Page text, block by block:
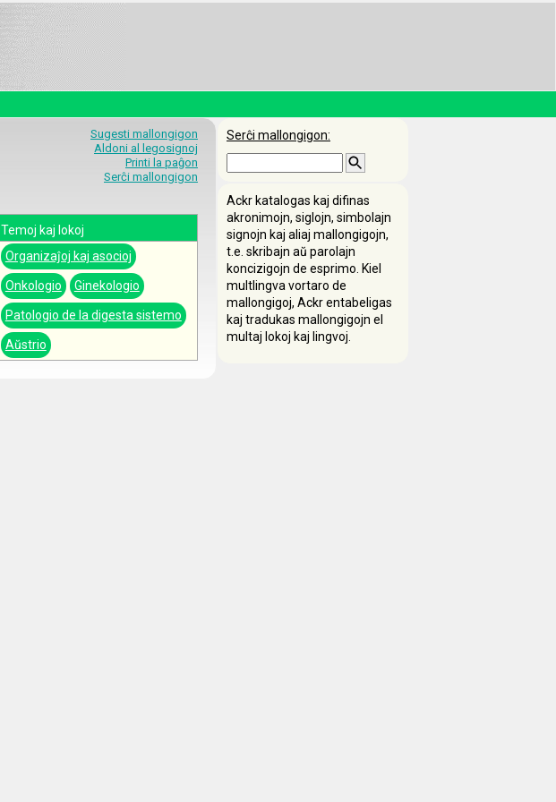
Sugesti mallongigon
Aldoni al legosignoj
Printi la paĝon
Serĉi mallongigon
Temoj kaj lokoj
Organizaĵoj kaj asocioj
Onkologio Ginekologio
Patologio de la digesta sistemo
Aŭstrio
Serĉi mallongigon:
Ackr katalogas kaj difinas
akronimojn, siglojn, simbolajn
signojn kaj aliaj mallongigojn,
t.e. skribajn aŭ parolajn
koncizigojn de esprimo. Kiel
multlingva vortaro de
mallongigoj, Ackr entabeligas
kaj tradukas mallongigojn el
multaj lokoj kaj lingvoj.